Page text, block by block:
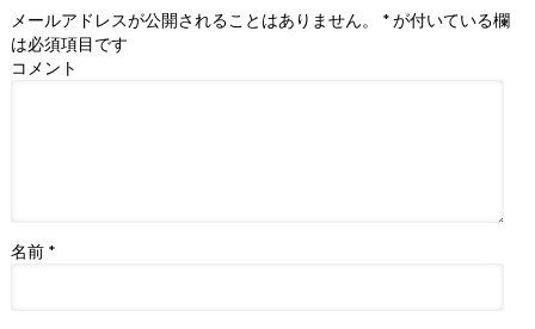
メールアドレスが公開されることはありません。 *が付いている欄
は必須項目です
コメント
名前 *